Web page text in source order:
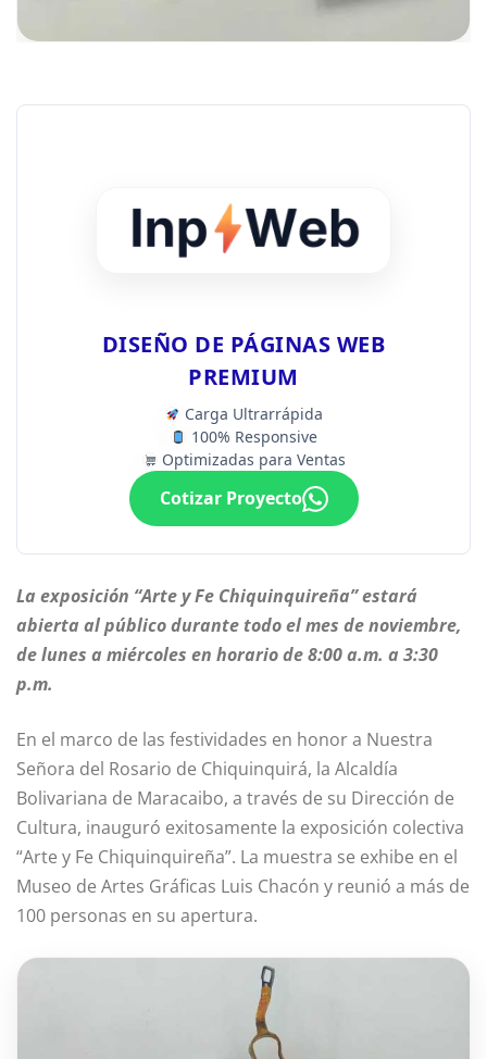
DISEÑO DE PÁGINAS WEB
PREMIUM
Carga Ultrarrápida
100% Responsive
Optimizadas para Ventas
Cotizar Proyecto
La exposición “Arte y Fe Chiquinquireña” estará
abierta al público durante todo el mes de noviembre,
de lunes a miércoles en horario de 8:00 a.m. a 3:30
p.m.
En el marco de las festividades en honor a Nuestra
Señora del Rosario de Chiquinquirá, la Alcaldía
Bolivariana de Maracaibo, a través de su Dirección de
Cultura, inauguró exitosamente la exposición colectiva
“Arte y Fe Chiquinquireña”. La muestra se exhibe en el
Museo de Artes Gráficas Luis Chacón y reunió a más de
100 personas en su apertura.